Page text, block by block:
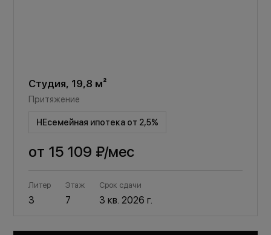
Студия, 19,8 м²
Притяжение
НЕсемейная ипотека от 2,5%
от 15 109 ₽/мес
Литер
3
Этаж
7
Срок сдачи
3 кв. 2026 г.